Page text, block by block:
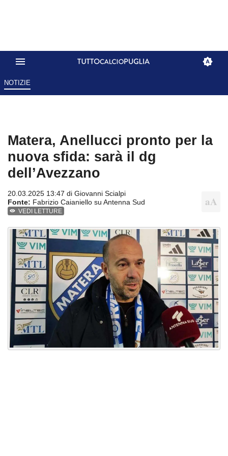
NOTIZIE
Matera, Anellucci pronto per la
nuova sfida: sarà il dg
dell’Avezzano
20.03.2025 13:47 di Giovanni Scialpi
Fonte: Fabrizio Caianiello su Antenna Sud
VEDI LETTURE